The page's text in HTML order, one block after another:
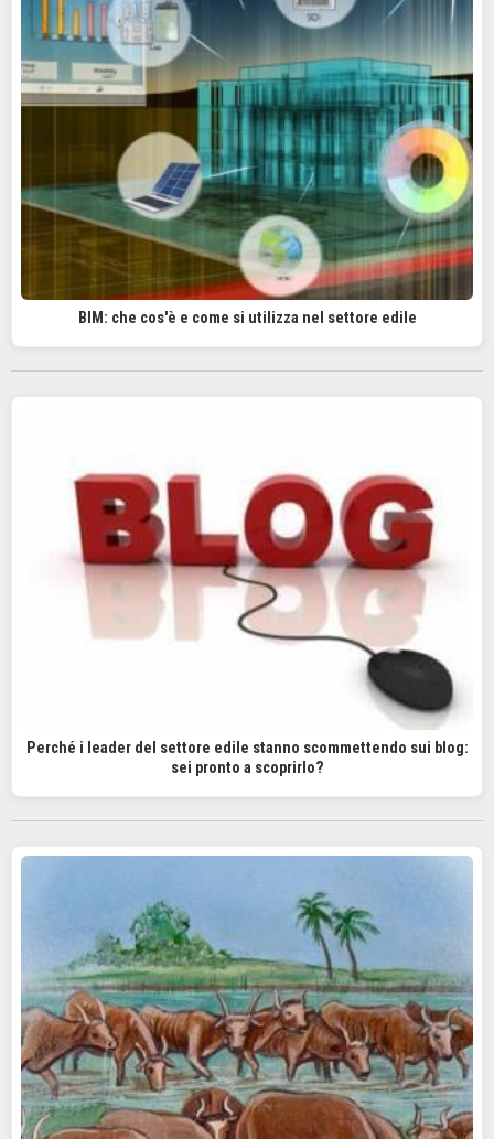
BIM: che cos'è e come si utilizza nel settore edile
Perché i leader del settore edile stanno scommettendo sui blog:
sei pronto a scoprirlo?